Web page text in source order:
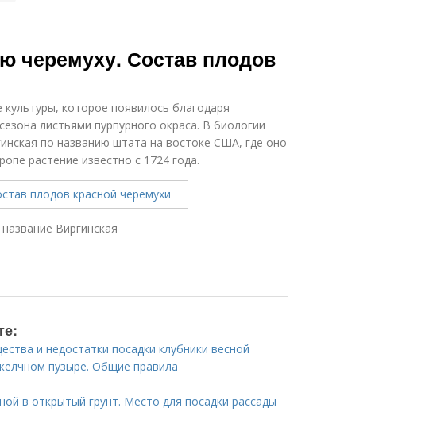
черемуху. Состав плодов
которое появилось благодаря
листьями пурпурного окраса. В биологии
по названию штата на востоке США, где оно
растение известно с 1724 года.
Виргинская
и недостатки посадки клубники весной
пузыре. Общие правила
в открытый грунт. Место для посадки рассады